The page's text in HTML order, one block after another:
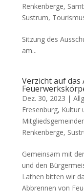
Renkenberge,
Sustrum,
Sitzung des
am...
Verzicht auf
Dez. 30, 2023 |
Fresenburg, Kultur
Renkenberge,
Gemeinsam mit
und den
Lathen bitten wir
Abbrennen von